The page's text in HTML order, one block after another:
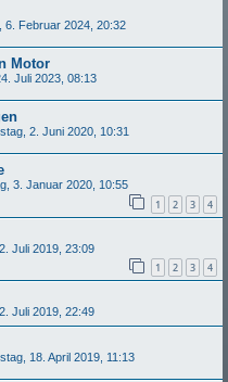
6. Februar 2024, 20:32
Motor
Juli 2023, 08:13
2. Juni 2020, 10:31
3. Januar 2020, 10:55
1 2 3 4
Juli 2019, 23:09
1 2 3 4
Juli 2019, 22:49
18. April 2019, 11:13